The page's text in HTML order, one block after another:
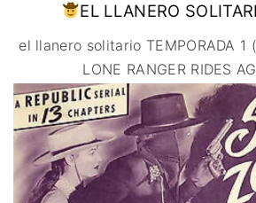
EL LLANERO
el llanero solitario TEMPORADA 1
LONE RANGER RIDES